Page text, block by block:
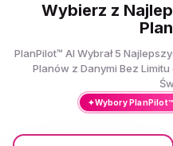
Wybierz z
PlanPilot™ AI Wybrał 5
Planów z Danymi Bez
✦Wybory